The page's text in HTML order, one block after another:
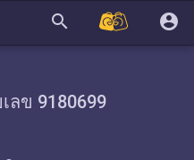
search account_circle
ลข 9180699